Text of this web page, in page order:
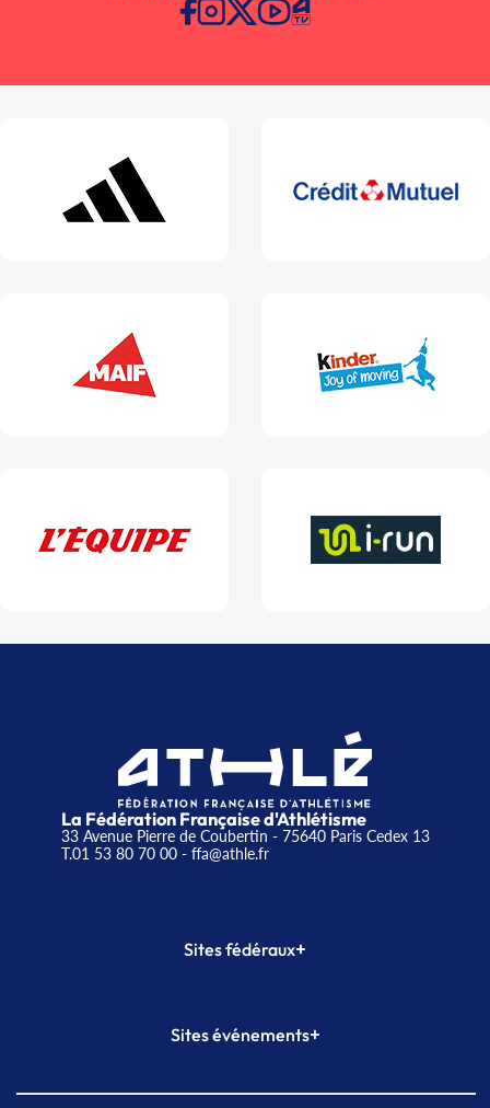
La Fédération Française d'Athlétisme
33 Avenue Pierre de Coubertin - 75640 Paris Cedex 13
T.01 53 80 70 00- ffa@athle.fr
Sites fédéraux+
Plateforme Formation
Sites événements+
Meeting de Paris indoor